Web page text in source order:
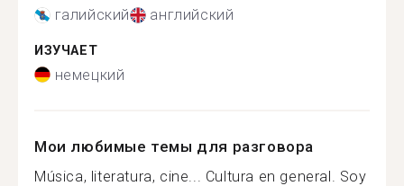
галийский английский
ИЗУЧАЕТ
немецкий
Мои любимые темы для разговора
Música, literatura, cine... Cultura en general. Soy